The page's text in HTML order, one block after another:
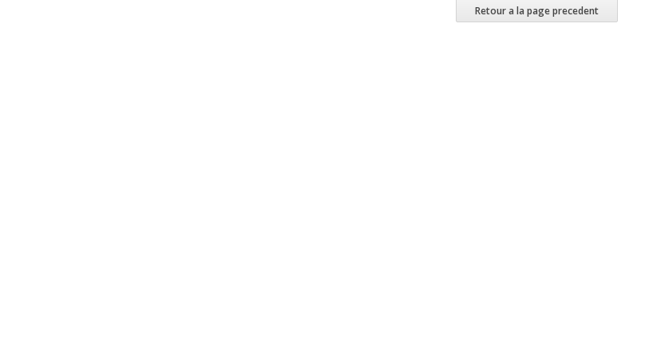
Retour a la page precedent